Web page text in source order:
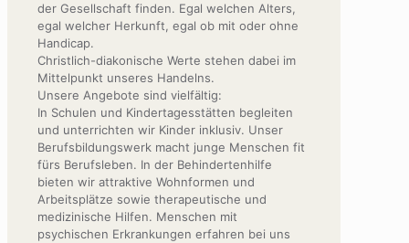
der Gesellschaft finden. Egal welchen Alters,
egal welcher Herkunft, egal ob mit oder ohne
Handicap.
Christlich-diakonische Werte stehen dabei im
Mittelpunkt unseres Handelns.
Unsere Angebote sind vielfältig:
In Schulen und Kindertagesstätten begleiten
und unterrichten wir Kinder inklusiv. Unser
Berufsbildungswerk macht junge Menschen fit
fürs Berufsleben. In der Behindertenhilfe
bieten wir attraktive Wohnformen und
Arbeitsplätze sowie therapeutische und
medizinische Hilfen. Menschen mit
psychischen Erkrankungen erfahren bei uns